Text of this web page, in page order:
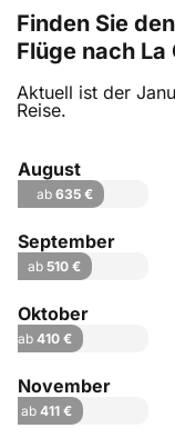
Finden Sie
Flüge nach La
Aktuell ist der
Reise.
August
ab 635 €
September
ab 510 €
Oktober
ab 410 €
November
ab 411 €